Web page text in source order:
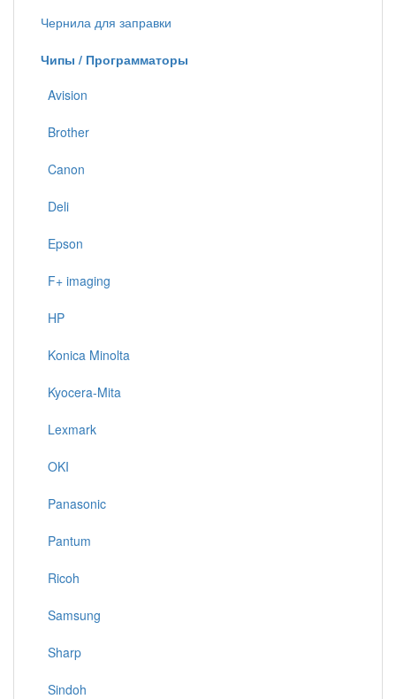
Чернила для заправки
Чипы / Программаторы
Avision
Brother
Canon
Deli
Epson
F+ imaging
HP
Konica Minolta
Kyocera-Mita
Lexmark
OKI
Panasonic
Pantum
Ricoh
Samsung
Sharp
Sindoh